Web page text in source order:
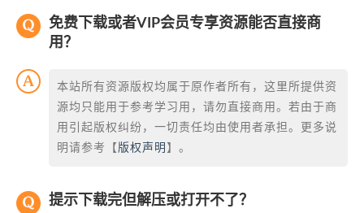
免费下载或者VIP会员专享资源能否直接商
用？
本站所有资源版权均属于原作者所有，这里所提供资
源均只能用于参考学习用，请勿直接商用。若由于商
用引起版权纠纷，一切责任均由使用者承担。更多说
明请参考【 版权声明 】。
提示下载完但解压或打开不了？